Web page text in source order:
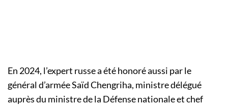
En 2024, l’expert russe a été honoré aussi par le
général d’armée Saïd Chengriha, ministre délégué
auprès du ministre de la Défense nationale et chef